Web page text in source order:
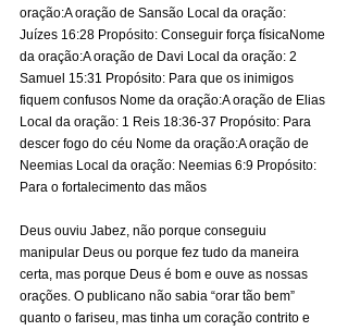
oração:A oração de Sansão Local da oração:
Juízes 16:28 Propósito: Conseguir força físicaNome
da oração:A oração de Davi Local da oração: 2
Samuel 15:31 Propósito: Para que os inimigos
fiquem confusos Nome da oração:A oração de Elias
Local da oração: 1 Reis 18:36-37 Propósito: Para
descer fogo do céu Nome da oração:A oração de
Neemias Local da oração: Neemias 6:9 Propósito:
Para o fortalecimento das mãos
Deus ouviu Jabez, não porque conseguiu
manipular Deus ou porque fez tudo da maneira
certa, mas porque Deus é bom e ouve as nossas
orações. O publicano não sabia “orar tão bem”
quanto o fariseu, mas tinha um coração contrito e